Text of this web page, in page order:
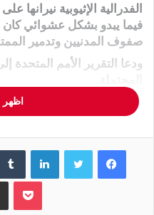
الفدرالية الإثيوبية
فيما يبدو بشكل عشوائي
صفوف المدنيين وتدمير
ودعا التقرير الأمم المتحدة
وفي 4 تشرين الثاني/
أبيي أحمد، هجوما عسكريا
جبهة تحرير شعب تيغراي،
معسكرات للجيش الفدرالي.
وأعلن
على العاصمة الاقليمية
القتال.وتشير منظمات
اظهر
فيسبوك تويتر لينكدإن
بوكيت